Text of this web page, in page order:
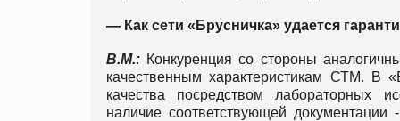
— Как сети «Брусничка» удается
В.М.: Конкуренция со стороны
качественным характеристикам СТМ. В
качества посредством лабораторных
наличие соответствующей